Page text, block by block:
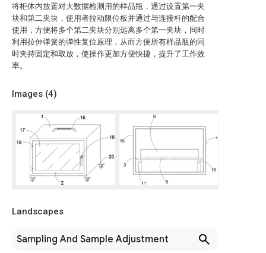
将柜体内放置对大数据检测用的样品瓶，通过设置第一夹
块和第二夹块，使用者拉动限位板并通过与连接杆的配合
使用，方便将多个第二夹块分别远离多个第一夹块，同时
利用拉伸弹簧的弹性复位原理，从而方便所有样品瓶的同
时夹持固定和取放，使操作更加方便快捷，提升了工作效
率。
Images (4)
Landscapes
Sampling And Sample Adjustment